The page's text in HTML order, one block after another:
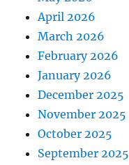
April 2026
March 2026
February 2026
January 2026
December 2025
November 2025
October 2025
September 2025